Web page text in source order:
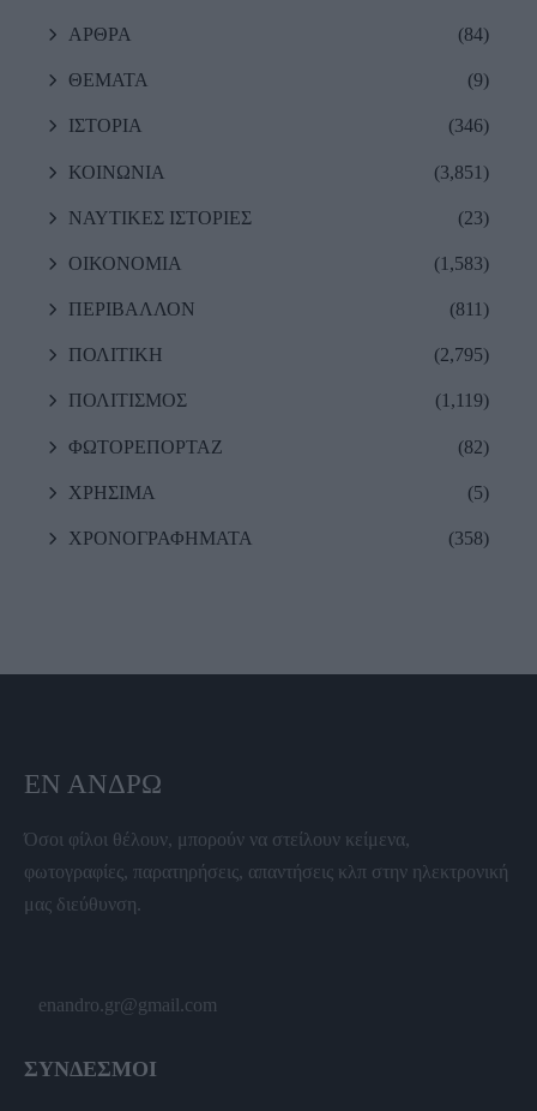
ΑΡΘΡΑ (84)
ΘΕΜΑΤΑ (9)
ΙΣΤΟΡΙΑ (346)
ΚΟΙΝΩΝΙΑ (3,851)
ΝΑΥΤΙΚΕΣ ΙΣΤΟΡΙΕΣ (23)
ΟΙΚΟΝΟΜΙΑ (1,583)
ΠΕΡΙΒΑΛΛΟΝ (811)
ΠΟΛΙΤΙΚΗ (2,795)
ΠΟΛΙΤΙΣΜΟΣ (1,119)
ΦΩΤΟΡΕΠΟΡΤΑΖ (82)
ΧΡΗΣΙΜΑ (5)
ΧΡΟΝΟΓΡΑΦΗΜΑΤΑ (358)
ΕΝ ΆΝΔΡΩ
Όσοι φίλοι θέλουν, μπορούν να στείλουν κείμενα,
φωτογραφίες, παρατηρήσεις, απαντήσεις κλπ στην ηλεκτρονική
μας διεύθυνση.
enandro.gr@gmail.com
ΣΥΝΔΕΣΜΟΙ